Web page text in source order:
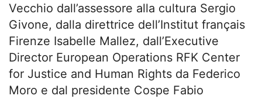
Vecchio dall’assessore alla cultura Sergio
Givone, dalla direttrice dell’Institut français
Firenze Isabelle Mallez, dall’Executive
Director European Operations RFK Center
for Justice and Human Rights da Federico
Moro e dal presidente Cospe Fabio